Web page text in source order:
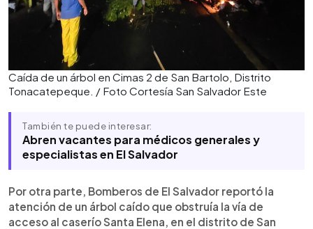
Caída de un árbol en Cimas 2 de San Bartolo, Distrito
Tonacatepeque. / Foto Cortesía San Salvador Este
También te puede interesar:
Abren vacantes para médicos generales y
especialistas en El Salvador
Por otra parte, Bomberos de El Salvador reportó la
atención de un árbol caído que obstruía la vía de
acceso al caserío Santa Elena, en el distrito de San